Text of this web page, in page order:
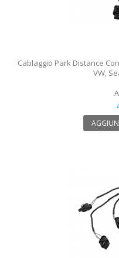
Cablaggio Park Distance
VW,